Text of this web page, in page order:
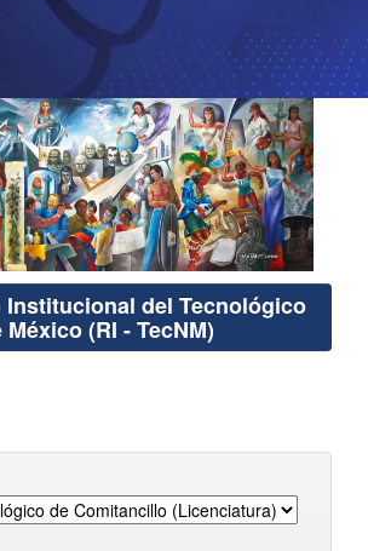
del Tecnológico
(RI - TecNM)